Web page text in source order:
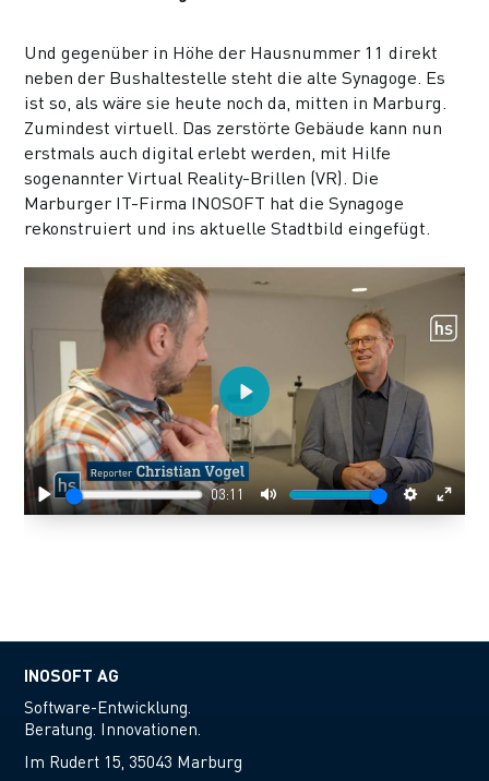
Und gegenüber in Höhe der Hausnummer 11 direkt
neben der Bushaltestelle steht die alte Synagoge. Es
ist so, als wäre sie heute noch da, mitten in Marburg.
Zumindest virtuell. Das zerstörte Gebäude kann nun
erstmals auch digital erlebt werden, mit Hilfe
sogenannter Virtual Reality-Brillen (VR). Die
Marburger IT-Firma INOSOFT hat die Synagoge
rekonstruiert und ins aktuelle Stadtbild eingefügt.
Play
03:11
Mute Settings
Enter
Play
INOSOFT AG
Software-Entwicklung.
Beratung. Innovationen.
Im Rudert 15, 35043 Marburg